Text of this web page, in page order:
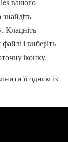
вашого
Клацніть
і виберіть
іконку.
її одним із